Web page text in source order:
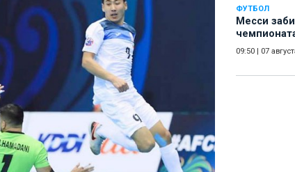
ФУТБОЛ
Месси
09:50 07